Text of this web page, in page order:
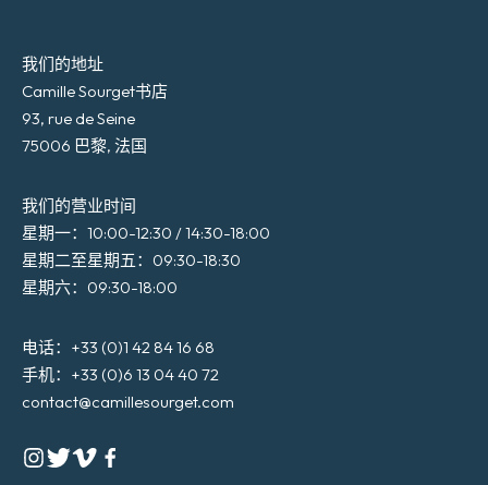
我们的地址
Camille Sourget书店
93, rue de Seine
75006 巴黎, 法国
我们的营业时间
星期一：10:00-12:30 / 14:30-18:00
星期二至星期五：09:30-18:30
星期六：09:30-18:00
电话：+33 (0)1 42 84 16 68
手机：+33 (0)6 13 04 40 72
contact@camillesourget.com